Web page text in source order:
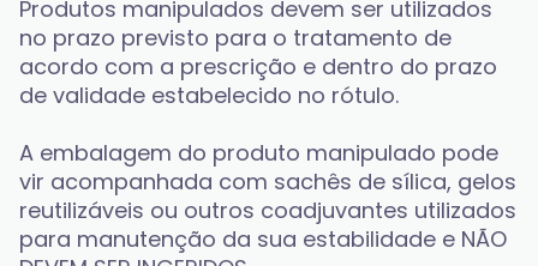
Produtos manipulados devem ser utilizados
no prazo previsto para o tratamento de
acordo com a prescrição e dentro do prazo
de validade estabelecido no rótulo.
A embalagem do produto manipulado pode
vir acompanhada com sachês de sílica, gelos
reutilizáveis ou outros coadjuvantes utilizados
para manutenção da sua estabilidade e NÃO